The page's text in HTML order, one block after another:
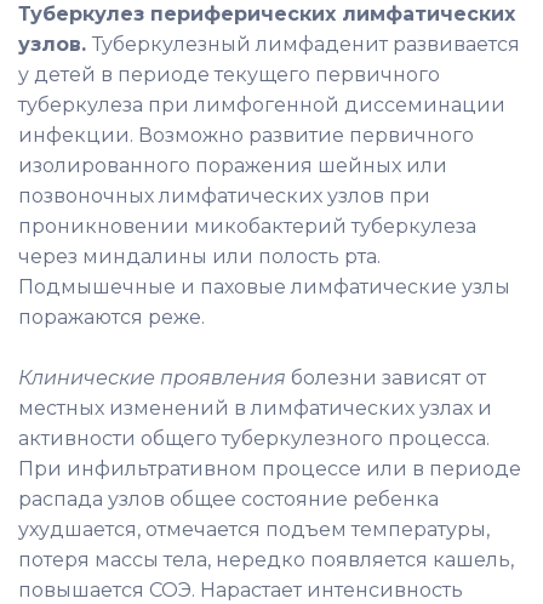
Туберкулез периферических лимфатических
узлов. Туберкулезный лимфаденит развивается
у детей в периоде текущего первичного
туберкулеза при лимфогенной диссеминации
инфекции. Возможно развитие первичного
изолированного поражения шейных или
позвоночных лимфатических узлов при
проникновении микобактерий туберкулеза
через миндалины или полость рта.
Подмышечные и паховые лимфатические узлы
поражаются реже.
Клинические проявления болезни зависят от
местных изменений в лимфатических узлах и
активности общего туберкулезного процесса.
При инфильтративном процессе или в периоде
распада узлов общее состояние ребенка
ухудшается, отмечается подъем температуры,
потеря массы тела, нередко появляется кашель,
повышается СОЭ. Нарастает интенсивность